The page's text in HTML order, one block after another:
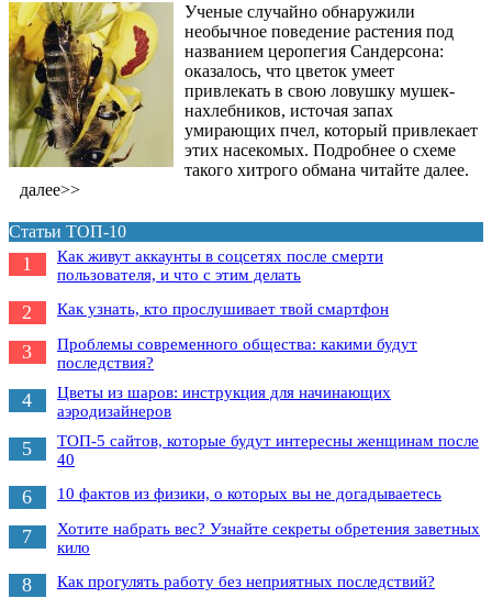
Ученые случайно обнаружили
необычное поведение растения под
названием церопегия Сандерсона:
оказалось, что цветок умеет
привлекать в свою ловушку мушек-
нахлебников, источая запах
умирающих пчел, который привлекает
этих насекомых. Подробнее о схеме
такого хитрого обмана читайте далее.
далее>>
Статьи ТОП-10
1
Как живут аккаунты в соцсетях после смерти
пользователя, и что с этим делать
2 Как узнать, кто прослушивает твой смартфон
3
Проблемы современного общества: какими будут
последствия?
4
Цветы из шаров: инструкция для начинающих
аэродизайнеров
5
ТОП-5 сайтов, которые будут интересны женщинам после
40
6 10 фактов из физики, о которых вы не догадываетесь
7
Хотите набрать вес? Узнайте секреты обретения заветных
кило
8 Как прогулять работу без неприятных последствий?